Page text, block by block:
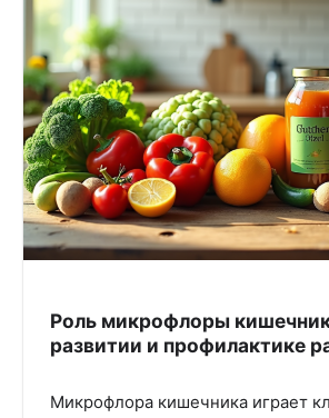
Роль микрофлоры
развитии и профилактике
Микрофлора кишечника играет